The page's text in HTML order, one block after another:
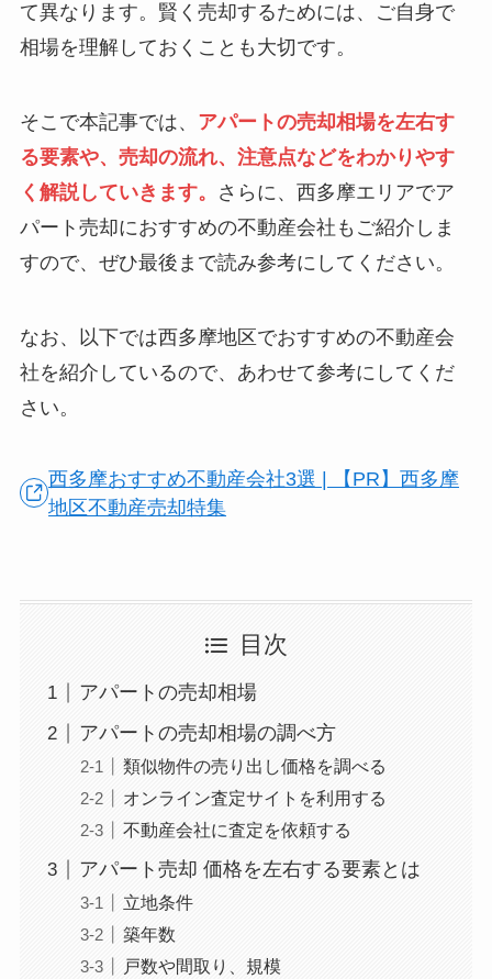
て異なります。賢く売却するためには、ご自身で
相場を理解しておくことも大切です。
そこで本記事では、 アパートの売却相場を左右す
る要素や、売却の流れ、注意点などをわかりやす
く解説していきます。
さらに、西多摩エリアでア
パート売却におすすめの不動産会社もご紹介しま
すので、ぜひ最後まで読み参考にしてください。
なお、以下では西多摩地区でおすすめの不動産会
社を紹介しているので、あわせて参考にしてくだ
さい。
西多摩おすすめ不動産会社3選 | 【PR】西多摩
地区不動産売却特集
目次
アパートの売却相場
アパートの売却相場の調べ方
類似物件の売り出し価格を調べる
オンライン査定サイトを利用する
不動産会社に査定を依頼する
アパート売却 価格を左右する要素とは
立地条件
築年数
戸数や間取り、規模